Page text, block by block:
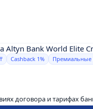
Altyn Bank World Elite
Cashback 1%
Премиальные
договора и тарифах